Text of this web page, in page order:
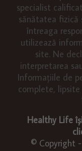
specialist
sănătatea fizică
întreaga
utilizează
site. Ne
interpretarea
Informațiile de
complete, lipsite
Healthy Life
© Copyright